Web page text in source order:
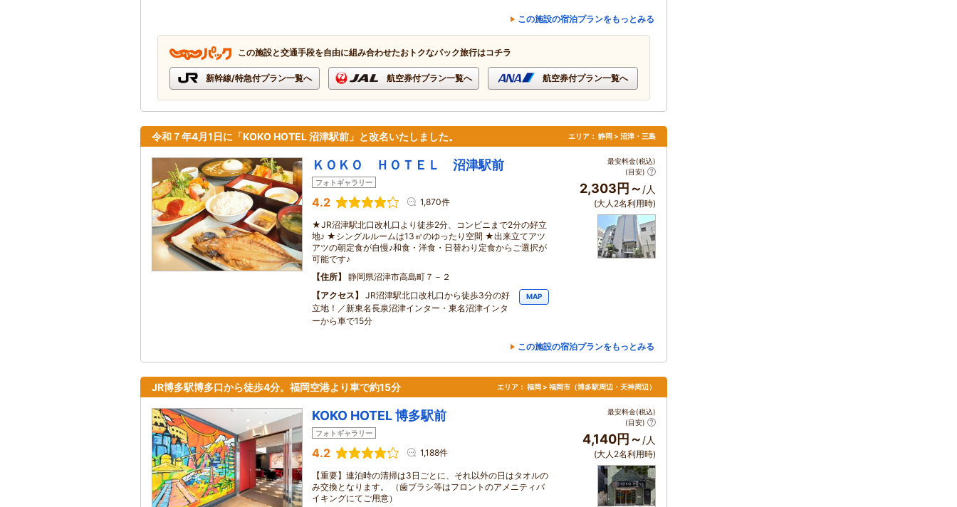
この施設の宿泊プランをもっとみる
この施設と交通手段を自由に組み合わせたおトクなパック旅行はコチラ
新幹線/特急付プラン一覧へ 航空券付プラン一覧へ 航空券付プラン一覧へ
令和７年4月1日に「KOKO HOTEL 沼津駅前」と改名いたしました。 エリア： 静岡 > 沼津・三島
ＫＯＫＯ ＨＯＴＥＬ 沼津駅前
フォトギャラリー
4.2 1,870件
★JR沼津駅北口改札口より徒歩2分、コンビニまで2分の好立
地♪ ★シングルルームは13㎡のゆったり空間 ★出来立てアツ
アツの朝定食が自慢♪和食・洋食・日替わり定食からご選択が
可能です♪
住所
静岡県沼津市高島町７－２
アクセス
JR沼津駅北口改札口から徒歩3分の好
立地！／新東名長泉沼津インター・東名沼津インタ
ーから車で15分
MAP
最安料金(税込)
(目安)
2,303円～ /人
(大人2名利用時)
この施設の宿泊プランをもっとみる
JR博多駅博多口から徒歩4分。福岡空港より車で約15分 エリア： 福岡 > 福岡市（博多駅周辺・天神周辺）
KOKO HOTEL 博多駅前
フォトギャラリー
4.2 1,188件
【重要】連泊時の清掃は3日ごとに、それ以外の日はタオルの
み交換となります。 （歯ブラシ等はフロントのアメニティバ
イキングにてご用意）
最安料金(税込)
(目安)
4,140円～ /人
(大人2名利用時)